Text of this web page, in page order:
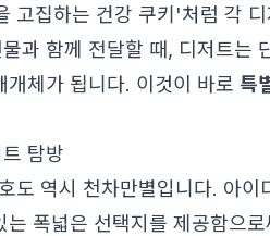
고집하는 건강 쿠키'처럼 각 디
과 함께 전달할 때, 디저트는
체가 됩니다. 이것이 바로 특
탐방
도 역시 천차만별입니다. 아이
폭넓은 선택지를 제공함으로